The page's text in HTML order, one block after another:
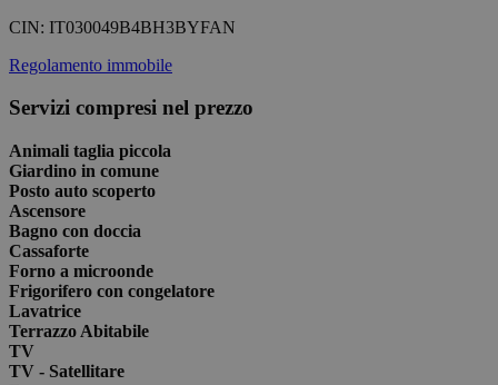
CIN: IT030049B4BH3BYFAN
Regolamento immobile
Servizi compresi nel prezzo
Animali taglia piccola
Giardino in comune
Posto auto scoperto
Ascensore
Bagno con doccia
Cassaforte
Forno a microonde
Frigorifero con congelatore
Lavatrice
Terrazzo Abitabile
TV
TV - Satellitare